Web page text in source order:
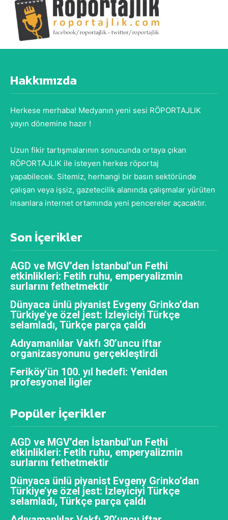
Hakkımızda
Herkese merhaba! Medyanın yeni sesi RÖPORTAJLIK
yayın dönemine hazır !
Uzun fikir tartışmalarının sonucunda ortaya çıkan
RÖPORTAJLIK ile isteyen herkes röportaj
yapabilecek. Sitemiz, herhangi bir basın sektöründe
çalışan veya işsiz, gazetecilik alanında çalışmalar yürüten
insanlara internet ortamında yeni pencereler açacaktır.
Son İçerikler
AGD ve MGV’den İstanbul’un Fethi
etkinlikleri: Fetih ruhu, emperyalizmin
surlarını fethetmektir
Dünyaca ünlü piyanist Evgeny Grinko’dan
Türkiye’ye özel jest: İzleyiciyi Türkçe
selamladı, Türkçe parça çaldı
Adıyamanlılar Vakfı 30’uncu iftar
organizasyonunu gerçekleştirdi
Feriköy’ün 100. yıl hedefi: Yeniden
profesyonel ligler
Popüler İçerikler
AGD ve MGV’den İstanbul’un Fethi
etkinlikleri: Fetih ruhu, emperyalizmin
surlarını fethetmektir
Dünyaca ünlü piyanist Evgeny Grinko’dan
Türkiye’ye özel jest: İzleyiciyi Türkçe
selamladı, Türkçe parça çaldı